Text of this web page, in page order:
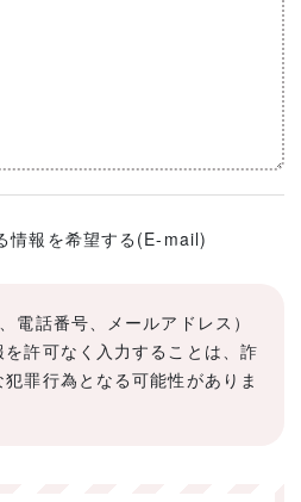
情報を希望する(E-mail)
電話番号、メールアドレス）
許可なく入力することは、詐
罪行為となる可能性がありま